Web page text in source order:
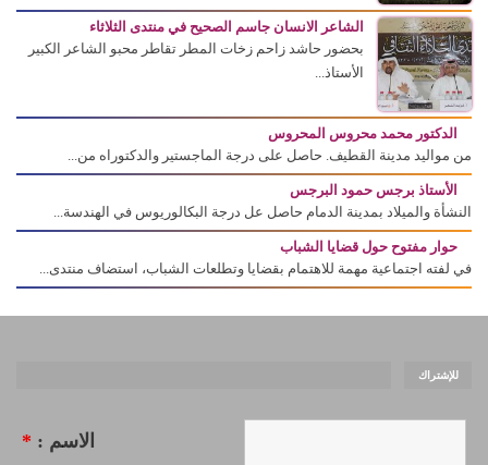
الشاعر الانسان جاسم الصحيح في منتدى الثلاثاء
بحضور حاشد زاحم زخات المطر تقاطر محبو الشاعر الكبير
الأستاذ...
الدكتور محمد محروس المحروس
من مواليد مدينة القطيف. حاصل على درجة الماجستير والدكتوراه من...
الأستاذ برجس حمود البرجس
النشأة والميلاد بمدينة الدمام حاصل عل درجة البكالوريوس في الهندسة...
حوار مفتوح حول قضايا الشباب
في لفته اجتماعية مهمة للاهتمام بقضايا وتطلعات الشباب، استضاف منتدى...
للإشتراك
الاسم : *